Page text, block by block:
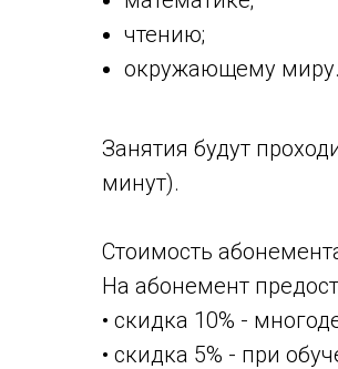
чтению;
окружающему миру.
Занятия будут
минут).
Стоимость
На абонемент
• скидка 10% -
• скидка 5% - при